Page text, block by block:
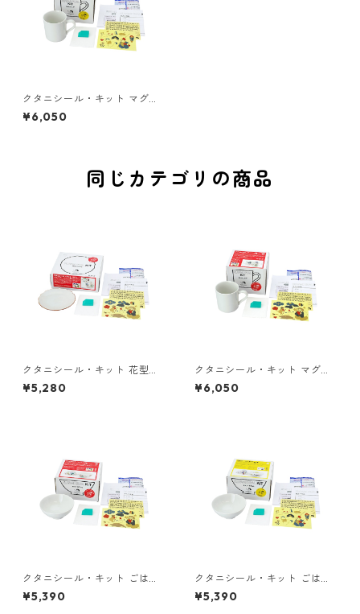
クタニシール・キット マグカ
ップ 恵比寿シールキット
¥6,050
同じカテゴリの商品
クタニシール・キット 花型皿
大黒シールキット
¥5,280
クタニシール・キット マグカ
ップ 大黒シールキット
¥6,050
クタニシール・キット ごはん
茶碗 大黒シールキット
¥5,390
クタニシール・キット ごはん
茶碗 恵比寿シールキット
¥5,390